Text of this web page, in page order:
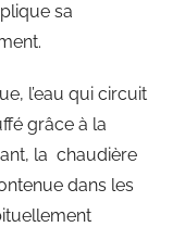
sa
l’eau qui circuit
grâce à la
la chaudière
dans les